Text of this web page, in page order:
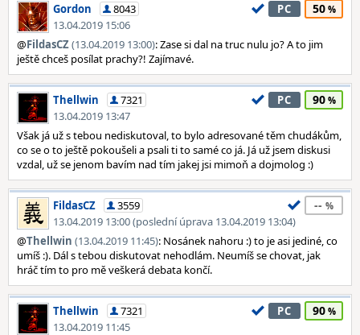
Gordon
8043
13.04.2019 15:06
PC 50
@FildasCZ(13.04.2019 13:00): Zase si dal na truc nulu jo? A to jim
ještě chceš posílat prachy?! Zajímavé.
Thellwin
7321
13.04.2019 13:47
PC 90
Však já už s tebou nediskutoval, to bylo adresované těm chudákům,
co se o to ještě pokoušeli a psali ti to samé co já. Já už jsem diskusi
vzdal, už se jenom bavím nad tím jakej jsi mimoň a dojmolog :)
FildasCZ
3559
13.04.2019 13:00 (poslední úprava 13.04.2019 13:04)
--
@Thellwin (13.04.2019 11:45): Nosánek nahoru :) to je asi jediné, co
umíš :). Dál s tebou diskutovat nehodlám. Neumíš se chovat, jak
hráč tím to pro mě veškerá debata končí.
Thellwin
7321
13.04.2019 11:45
PC 90